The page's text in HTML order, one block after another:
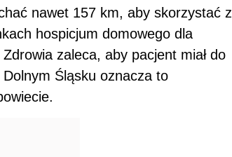
nawet 157 km, aby skorzystać z
hospicjum domowego dla
zaleca, aby pacjent miał do
Śląsku oznacza to